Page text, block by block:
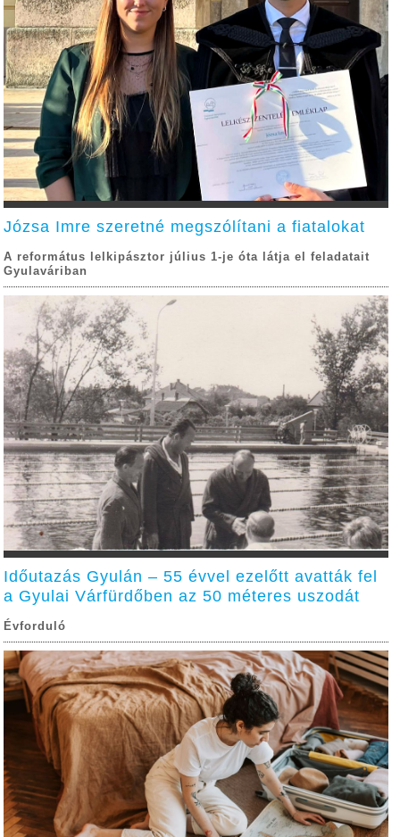
Józsa Imre szeretné megszólítani a fiatalokat
A református lelkipásztor július 1-je óta látja el feladatait
Gyulaváriban
Időutazás Gyulán – 55 évvel ezelőtt avatták fel
a Gyulai Várfürdőben az 50 méteres uszodát
Évforduló